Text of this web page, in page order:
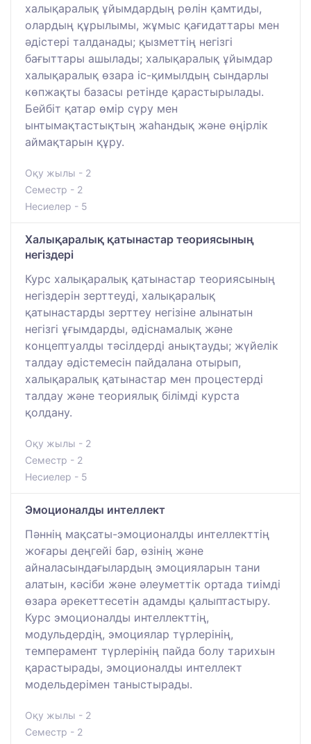
халықаралық ұйымдардың рөлін қамтиды,
олардың құрылымы, жұмыс қағидаттары мен
әдістері талданады; қызметтің негізгі
бағыттары ашылады; халықаралық ұйымдар
халықаралық өзара іс-қимылдың сындарлы
көпжақты базасы ретінде қарастырылады.
Бейбіт қатар өмір сүру мен
ынтымақтастықтың жаһандық және өңірлік
аймақтарын құру.
Оқу жылы - 2
Семестр - 2
Несиелер - 5
Халықаралық қатынастар теориясының
негіздері
Курс халықаралық қатынастар теориясының
негіздерін зерттеуді, халықаралық
қатынастарды зерттеу негізіне алынатын
негізгі ұғымдарды, әдіснамалық және
концептуалды тәсілдерді анықтауды; жүйелік
талдау әдістемесін пайдалана отырып,
халықаралық қатынастар мен процестерді
талдау және теориялық білімді курста
қолдану.
Оқу жылы - 2
Семестр - 2
Несиелер - 5
Эмоционалды интеллект
Пәннің мақсаты-эмоционалды интеллекттің
жоғары деңгейі бар, өзінің және
айналасындағылардың эмоцияларын тани
алатын, кәсіби және әлеуметтік ортада тиімді
өзара әрекеттесетін адамды қалыптастыру.
Курс эмоционалды интеллекттің,
модульдердің, эмоциялар түрлерінің,
темперамент түрлерінің пайда болу тарихын
қарастырады, эмоционалды интеллект
модельдерімен таныстырады.
Оқу жылы - 2
Семестр - 2